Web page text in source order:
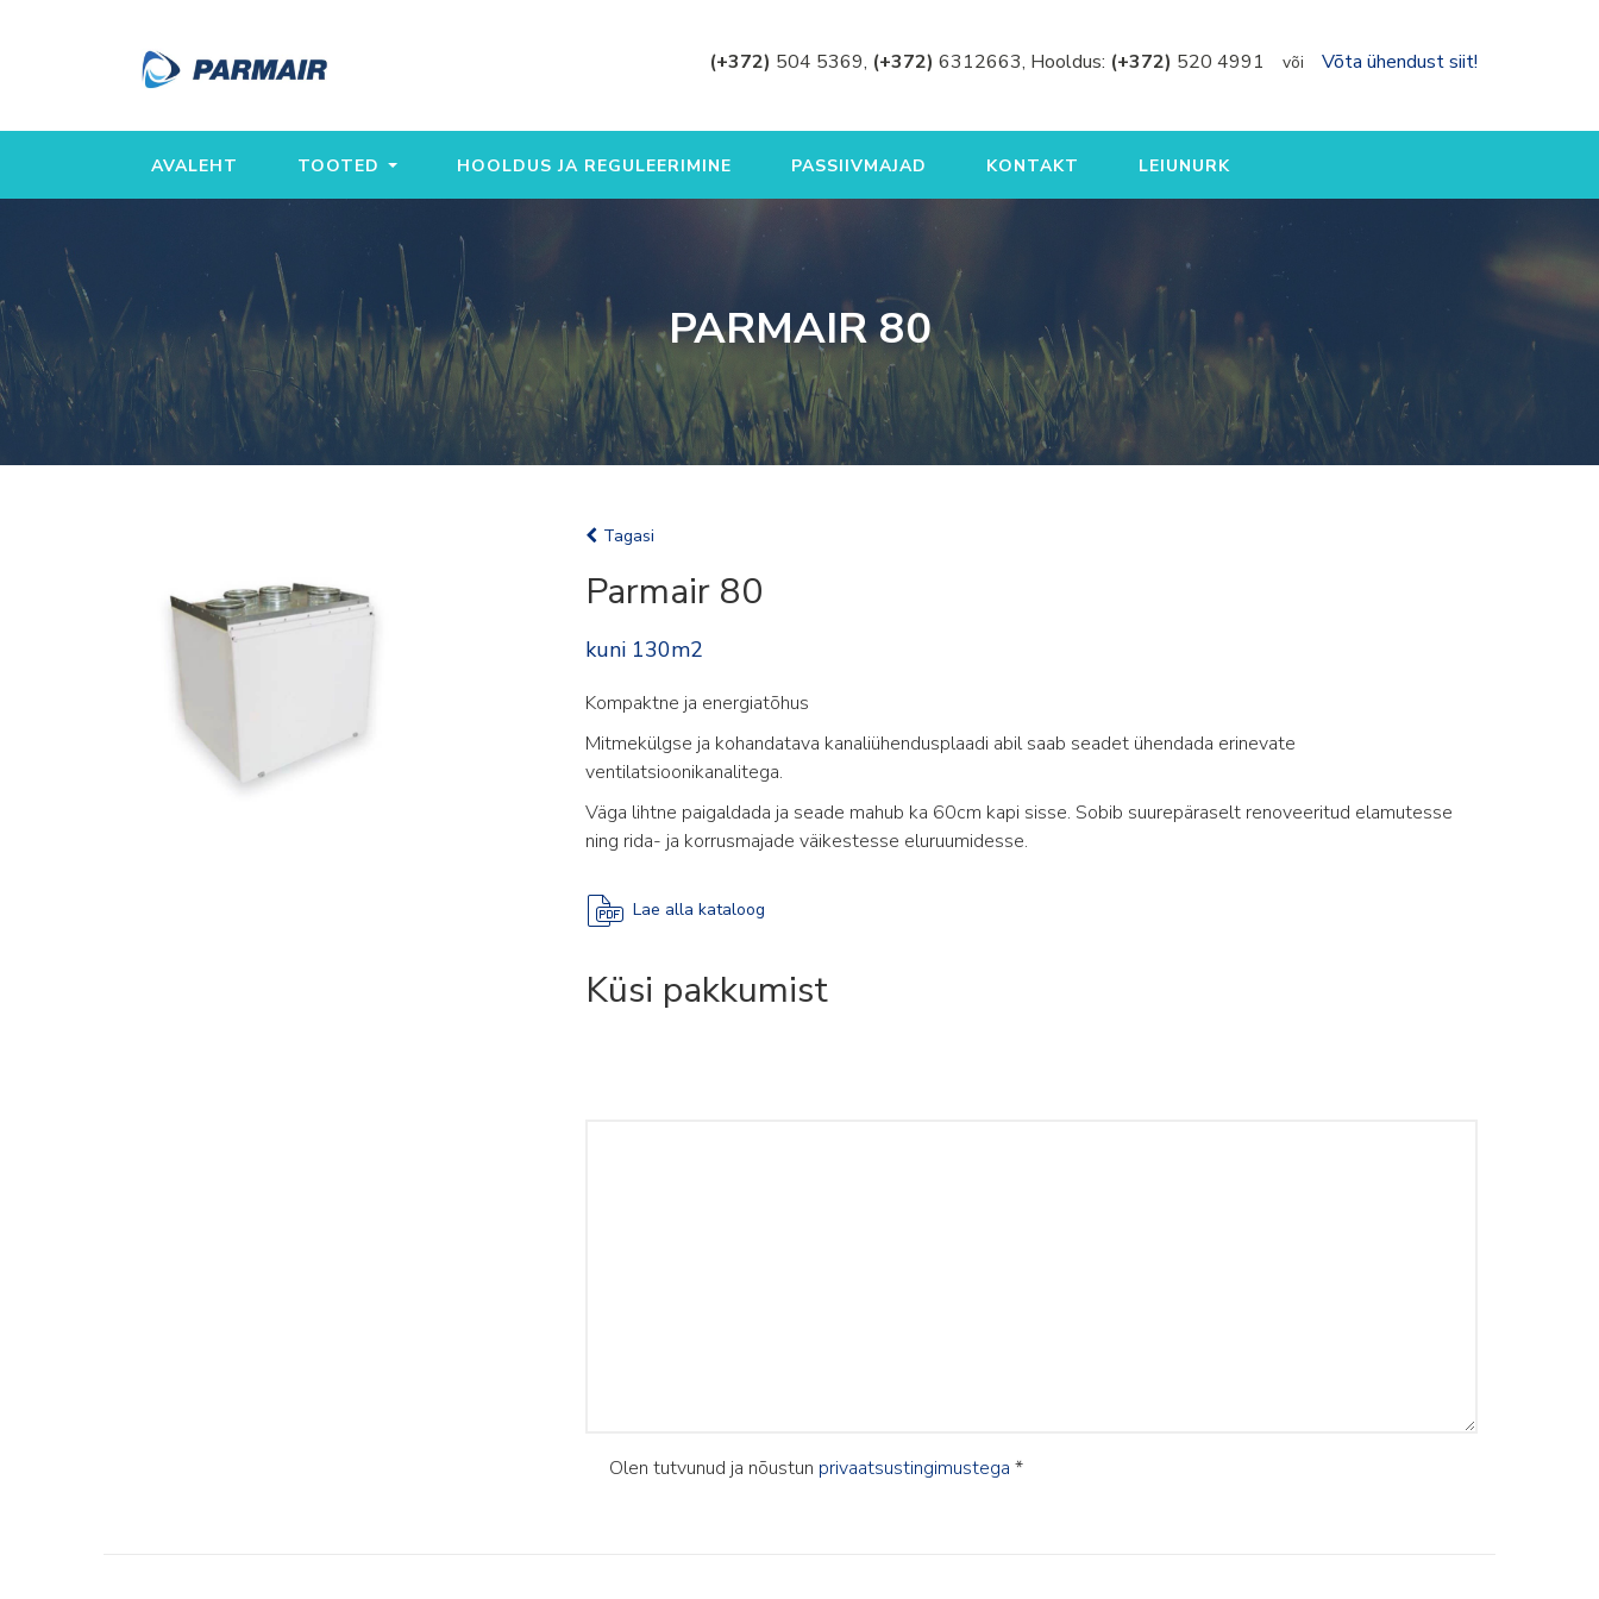
(+372) 504 5369, (+372) 6312663, Hooldus: (+372) 520 4991 või Võta ühendust siit!
AVALEHT TOOTED HOOLDUS JA REGULEERIMINE PASSIIVMAJAD KONTAKT LEIUNURK
PARMAIR 80
Tagasi
Parmair 80
kuni 130m2
Kompaktne ja energiatõhus
Mitmekülgse ja kohandatava kanaliühendusplaadi abil saab seadet ühendada erinevate
ventilatsioonikanalitega.
Väga lihtne paigaldada ja seade mahub ka 60cm kapi sisse. Sobib suurepäraselt renoveeritud elamutesse
ning rida- ja korrusmajade väikestesse eluruumidesse.
Lae alla kataloog
Küsi pakkumist
Olen tutvunud ja nõustun privaatsustingimustega *